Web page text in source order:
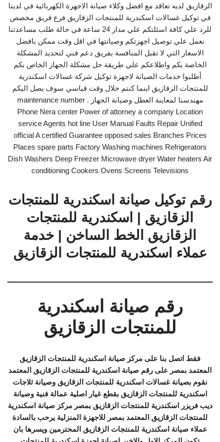
الزقازيق لديه تعاقد مع افضل وكلاء صيانة الاجهزة الكهربائية في لدينا
في توكيل غسالات اسكندرية للمنتجات الزقازيق فرع فريق مخصص
للرد علي كافة اسئلتكم علي مدار 24 ساعة في حالة طلب مساعدتنا
نعمل علي توصيل اجهزتكم وصيانتها في اقل وقت ممكن بافضل
الاسعار التي لا تقبل المنافسة بفريق دعم فني لتحديد المشكلة
الخاصة بكم واطلاعكم علي طريقة حل مشكلة الجهاز الخاص بكم
أطلبوا خدمات الصيانة لاجهزة توكيل شركة غسالات اسكندرية
للمنتجات الزقازيق اينما كنتم خلال وقت قياسي سوف يصل اليكم
مهندسنا لمعاينة العطل وصيانة الجهاز . maintenance number
Phone Nera center Power of attorney a company Location
service Agents hot line User Manual Faults Repair Unified
official A certified Guarantee opposed sales Branches Prices
Places spare parts Factory Washing machines Refrigerators
Dish Washers Deep Freezer Microwave dryer Water heaters Air
conditioning Cookers Ovens Screens Televisions
رقم توكيل صيانة اسكندرية للمنتجات
الزقازيق | اسكندرية للمنتجات
الزقازيق الخط الساخن | خدمة
عملاء اسكندرية للمنتجات الزقازيق
رقم صيانة اسكندرية
للمنتجات الزقازيق
فقط اتصل بنا على مركز صيانة اسكندرية للمنتجات الزقازيق
المعتمد بمصر على رقم صيانة اسكندرية للمنتجات الزقازيق المعتمد
نقوم بصيانة غسالات اسكندرية للمنتجات الزقازيق وصيانة ثلاجات
اسكندرية للمنتجات الزقازيق بقطع غيار اصلية عمالة فنية وصيانة
ديب فريزر اسكندرية للمنتجات الزقازيق بمصر مركز صيانة اسكندرية
للمنتجات الزقازيق المعتمد بمصر للاجهزة المنزلية يرحب بالسادة
عملاء صيانة اسكندرية للمنتجات الزقازيق المحترمين ويسرها بان